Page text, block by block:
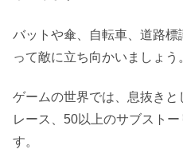
バットや傘、自転車、道路
って敵に立ち向かいましょう
ゲームの世界では、息抜きと
レース、50以上のサブスト
す。